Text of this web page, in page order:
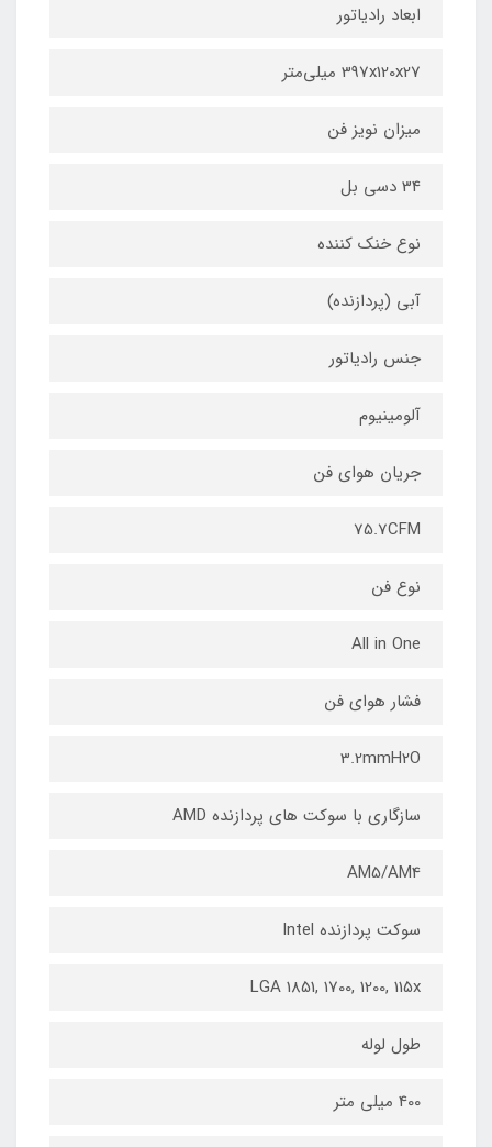
ابعاد رادیاتور
397x120x27 میلی‌متر
میزان نویز فن
34 دسی بل
نوع خنک‌ کننده
آبی (پردازنده)
جنس رادیاتور
آلومینیوم
جریان هوای فن
75.7CFM
نوع فن
All in One
فشار هوای فن
3.2mmH2O
سازگاری با سوکت های پردازنده AMD
AM5/AM4
سوکت پردازنده Intel
LGA 1851, 1700, 1200, 115x
طول لوله
400 میلی متر